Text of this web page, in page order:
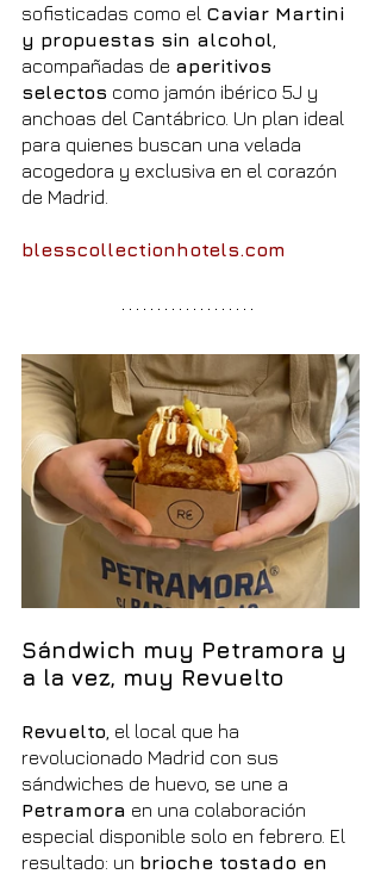
sofisticadas como el Caviar Martini
y propuestas sin alcohol
acompañadas de aperitivos
selectos como jamón ibérico 5J y
anchoas del Cantábrico. Un plan ideal
para quienes buscan una velada
acogedora y exclusiva en el corazón
de Madrid.
blesscollectionhotels.com
Sándwich muy Petramora y
a la vez, muy Revuelto
Revuelto , el local que ha
revolucionado Madrid con sus
sándwiches de huevo, se une a
Petramora en una colaboración
especial disponible solo en febrero. El
resultado: un brioche tostado en